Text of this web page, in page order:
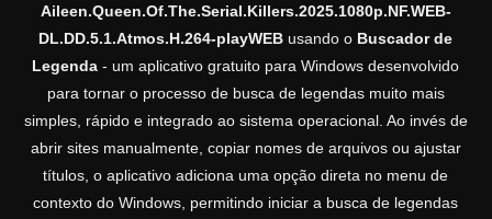
Aileen.Queen.Of.The.Serial.Killers.2025.1080p.NF.WEB-
DL.DD.5.1.Atmos.H.264-playWEB usando o Buscador de
Legenda - um aplicativo gratuito para Windows desenvolvido
para tornar o processo de busca de legendas muito mais
simples, rápido e integrado ao sistema operacional. Ao invés de
abrir sites manualmente, copiar nomes de arquivos ou ajustar
títulos, o aplicativo adiciona uma opção direta no menu de
contexto do Windows, permitindo iniciar a busca de legendas